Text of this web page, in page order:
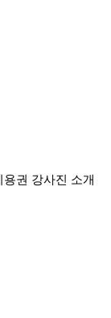
용권 강사진 소개